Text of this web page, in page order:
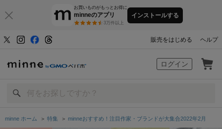
お買いものがもっとお得に
minneのアプリ
3万件以上
インストールする
販売をはじめる ヘルプ
ログイン
minne ホーム ＞ 特集 ＞ minneおすすめ！注目作家・ブランドが大集合2022年2月